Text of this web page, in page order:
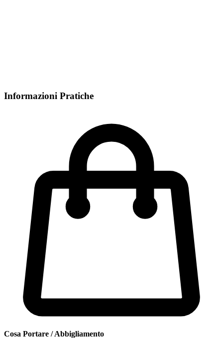
Informazioni Pratiche
Cosa Portare / Abbigliamento